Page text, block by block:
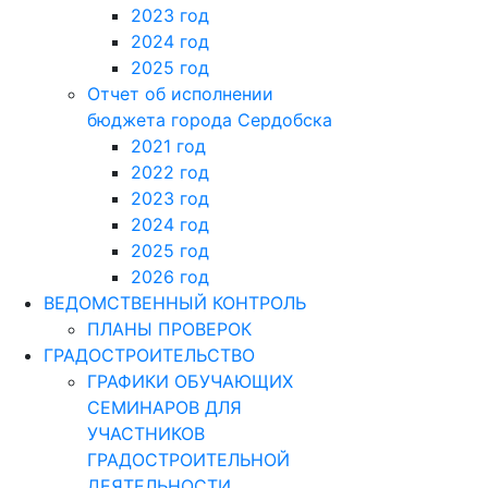
2023 год
2024 год
2025 год
Отчет об исполнении
бюджета города Сердобска
2021 год
2022 год
2023 год
2024 год
2025 год
2026 год
ВЕДОМСТВЕННЫЙ КОНТРОЛЬ
ПЛАНЫ ПРОВЕРОК
ГРАДОСТРОИТЕЛЬСТВО
ГРАФИКИ ОБУЧАЮЩИХ
СЕМИНАРОВ ДЛЯ
УЧАСТНИКОВ
ГРАДОСТРОИТЕЛЬНОЙ